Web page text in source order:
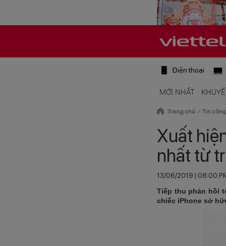
Điện thoại
MỚI NHẤT
Trang chủ Tin
Xuất
nhất từ
13/06/2019 | 08:00
Tiếp thu phản hồi
chiếc iPhone sở